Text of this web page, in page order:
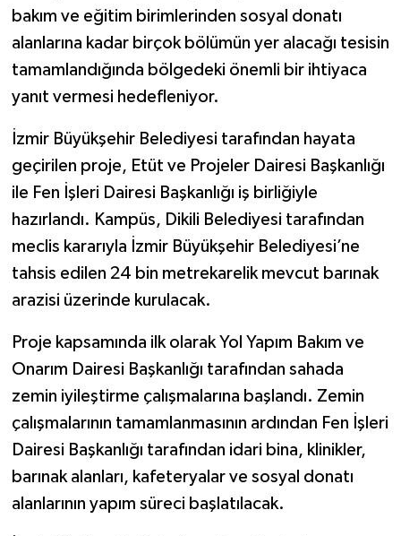
bakım ve eğitim birimlerinden sosyal donatı
alanlarına kadar birçok bölümün yer alacağı tesisin
tamamlandığında bölgedeki önemli bir ihtiyaca
yanıt vermesi hedefleniyor.
İzmir Büyükşehir Belediyesi tarafından hayata
geçirilen proje, Etüt ve Projeler Dairesi Başkanlığı
ile Fen İşleri Dairesi Başkanlığı iş birliğiyle
hazırlandı. Kampüs, Dikili Belediyesi tarafından
meclis kararıyla İzmir Büyükşehir Belediyesi’ne
tahsis edilen 24 bin metrekarelik mevcut barınak
arazisi üzerinde kurulacak.
Proje kapsamında ilk olarak Yol Yapım Bakım ve
Onarım Dairesi Başkanlığı tarafından sahada
zemin iyileştirme çalışmalarına başlandı. Zemin
çalışmalarının tamamlanmasının ardından Fen İşleri
Dairesi Başkanlığı tarafından idari bina, klinikler,
barınak alanları, kafeteryalar ve sosyal donatı
alanlarının yapım süreci başlatılacak.